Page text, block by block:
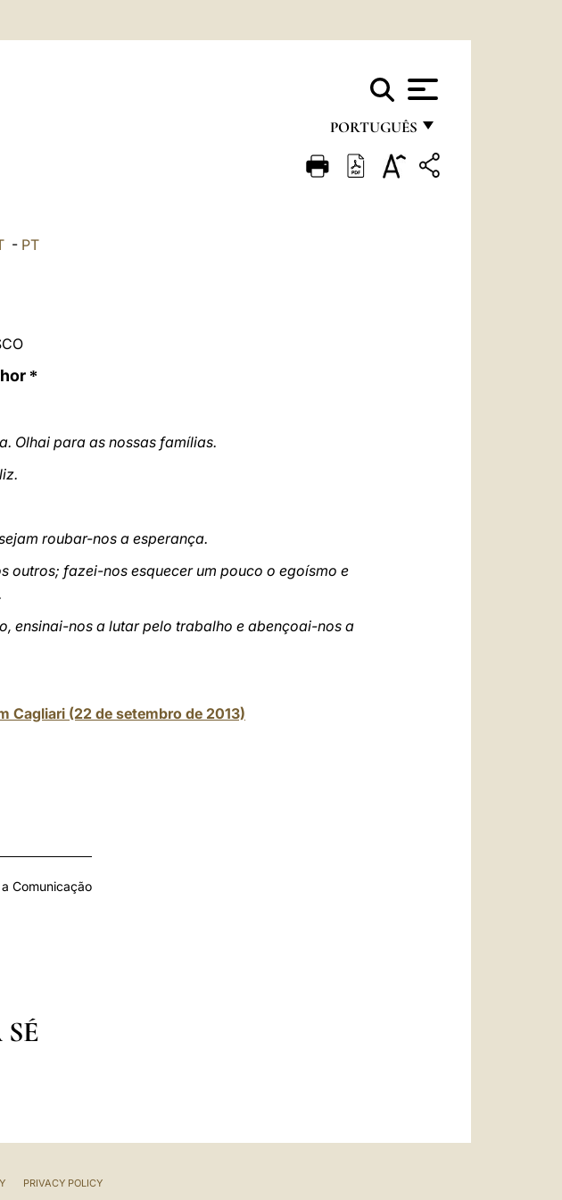
PORTUGUÊS
FRANÇAIS
- PT
*
Olhai para as nossas famílias.
roubar-nos a esperança.
outros; fazei-nos esquecer um pouco o egoísmo e
ensinai-nos a lutar pelo trabalho e abençoai-nos a
Cagliari (22 de setembro de 2013)
Comunicação
PRIVACY POLICY